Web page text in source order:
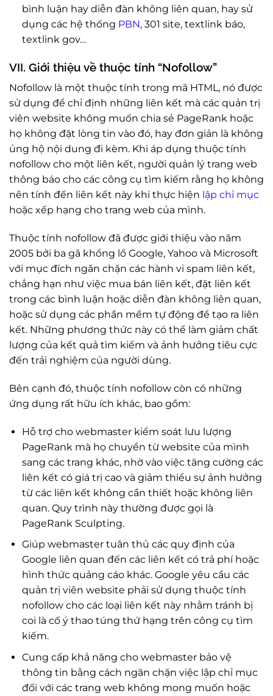
bình luận hay diễn đàn không liên quan, hay sử
dụng các hệ thống PBN, 301 site, textlink báo,
textlink gov…
VII. Giới thiệu về thuộc tính “Nofollow”
Nofollow là một thuộc tính trong mã HTML, nó được
sử dụng để chỉ định những liên kết mà các quản trị
viên website không muốn chia sẻ PageRank hoặc
họ không đặt lòng tin vào đó, hay đơn giản là không
ủng hộ nội dung đi kèm. Khi áp dụng thuộc tính
nofollow cho một liên kết, người quản lý trang web
thông báo cho các công cụ tìm kiếm rằng họ không
nên tính đến liên kết này khi thực hiện lập chỉ mục
hoặc xếp hạng cho trang web của mình.
Thuộc tính nofollow đã được giới thiệu vào năm
2005 bởi ba gã khổng lồ Google, Yahoo và Microsoft
với mục đích ngăn chặn các hành vi spam liên kết,
chẳng hạn như việc mua bán liên kết, đặt liên kết
trong các bình luận hoặc diễn đàn không liên quan,
hoặc sử dụng các phần mềm tự động để tạo ra liên
kết. Những phương thức này có thể làm giảm chất
lượng của kết quả tìm kiếm và ảnh hưởng tiêu cực
đến trải nghiệm của người dùng.
Bên cạnh đó, thuộc tính nofollow còn có những
ứng dụng rất hữu ích khác, bao gồm:
Hỗ trợ cho webmaster kiểm soát lưu lượng
PageRank mà họ chuyển từ website của mình
sang các trang khác, nhờ vào việc tăng cường các
liên kết có giá trị cao và giảm thiểu sự ảnh hưởng
từ các liên kết không cần thiết hoặc không liên
quan. Quy trình này thường được gọi là
PageRank Sculpting.
Giúp webmaster tuân thủ các quy định của
Google liên quan đến các liên kết có trả phí hoặc
hình thức quảng cáo khác. Google yêu cầu các
quản trị viên website phải sử dụng thuộc tính
nofollow cho các loại liên kết này nhằm tránh bị
coi là cố ý thao túng thứ hạng trên công cụ tìm
kiếm.
Cung cấp khả năng cho webmaster bảo vệ
thông tin bằng cách ngăn chặn việc lập chỉ mục
đối với các trang web không mong muốn hoặc